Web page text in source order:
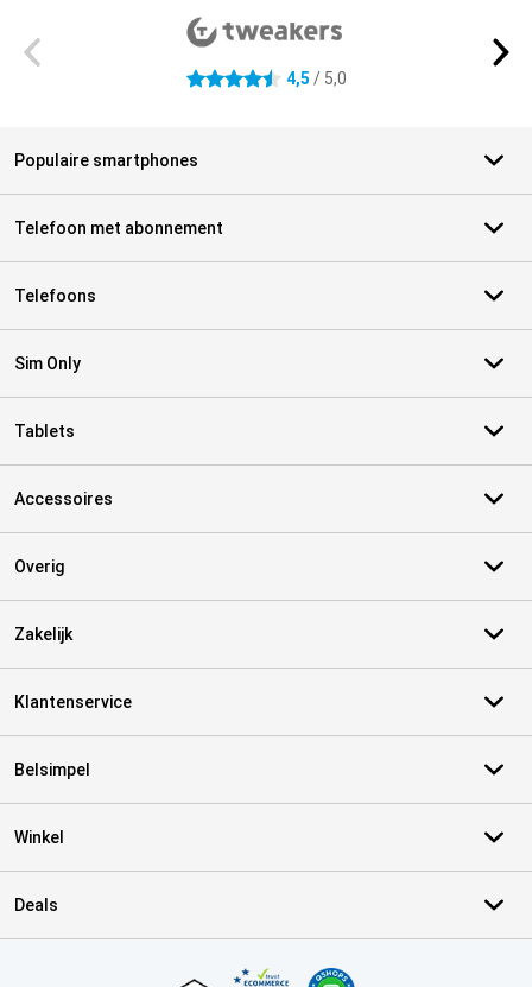
4.5 sterren 4,5 / 5,0
Populaire smartphones
Telefoon met abonnement
Telefoons
Sim Only
Tablets
Accessoires
Overig
Zakelijk
Klantenservice
Belsimpel
Winkel
Deals